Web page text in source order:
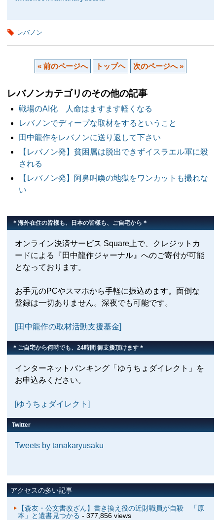
レバノン
« 前のページへ トップヘ 次のページへ »
レバノンカテゴリのその他の記事
戦場のAI化 人命はますます軽くなる
レバノンでディープな取材をするということ
田中龍作をレバノンに送り返して下さい
【レバノン発】貧困層は脱出できずイスラエル軍に殺
される
【レバノン発】阿鼻叫喚の地獄をワンカットも撮れな
い
＊海外在住の皆様も、日本の皆様も、ご自宅から＊
オンライン決済サービス Square上で、クレジットカ
ードによる『田中龍作ジャーナル』へのご寄付が可能
となっております。
お手元のPCやスマホから手軽に振込めます。面倒な
登録は一切ありません。深夜でも可能です。
[田中龍作の取材活動支援基金]
＊ご自宅から何時でも、24時間 御支援頂けます＊
インターネットバンキング「ゆうちょダイレクト」を
お申込みください。
[ゆうちょダイレクト]
Twitter
Tweets by tanakaryusaku
アクセスの多い記事
【森友・公文書改ざん】書き換え役の近財職員が自殺 「原
本」と遺書見つかる - 377,856 views